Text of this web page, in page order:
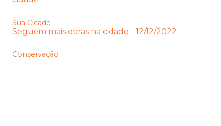
Sua Cidade
Seguem mais obras na cidade - 12/12/2022
Conservação